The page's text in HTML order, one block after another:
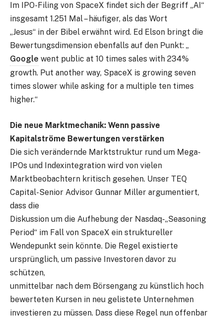
Im IPO-Filing von SpaceX findet sich der Begriff „AI“
insgesamt 1.251 Mal – häufiger, als das Wort
„Jesus“ in der Bibel erwähnt wird. Ed Elson bringt die
Bewertungsdimension ebenfalls auf den Punkt: „
Google went public at 10 times sales with 234%
growth. Put another way, SpaceX is growing seven
times slower while asking for a multiple ten times
higher.“
Die neue Marktmechanik: Wenn passive
Kapitalströme Bewertungen verstärken
Die sich verändernde Marktstruktur rund um Mega-
IPOs und Indexintegration wird von vielen
Marktbeobachtern kritisch gesehen. Unser TEQ
Capital-Senior Advisor Gunnar Miller argumentiert,
dass die
Diskussion um die Aufhebung der Nasdaq-„Seasoning
Period“ im Fall von SpaceX ein struktureller
Wendepunkt sein könnte. Die Regel existierte
ursprünglich, um passive Investoren davor zu
schützen,
unmittelbar nach dem Börsengang zu künstlich hoch
bewerteten Kursen in neu gelistete Unternehmen
investieren zu müssen. Dass diese Regel nun offenbar